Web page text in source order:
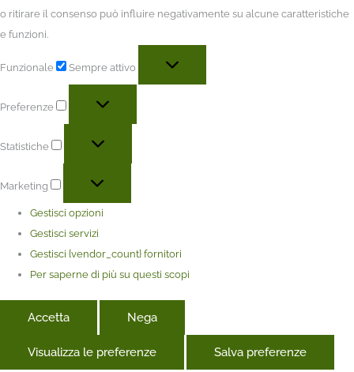
o ritirare il consenso può influire negativamente su alcune caratteristiche
e funzioni.
Funzionale Sempre attivo
Preferenze
Statistiche
Marketing
Gestisci opzioni
Gestisci servizi
Gestisci {vendor_count} fornitori
Per saperne di più su questi scopi
Accetta Nega
Visualizza le preferenze Salva preferenze